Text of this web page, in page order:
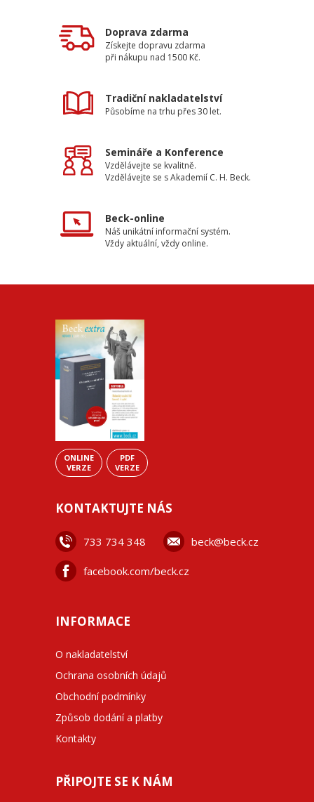
Doprava zdarma
Získejte dopravu zdarma
při nákupu nad 1500 Kč.
Tradiční nakladatelství
Působíme na trhu přes 30 let.
Semináře a Konference
Vzdělávejte se kvalitně.
Vzdělávejte se s Akademií C. H. Beck.
Beck-online
Náš unikátní informační systém.
Vždy aktuální, vždy online.
ONLINE
VERZE
PDF
VERZE
KONTAKTUJTE NÁS
733 734 348 beck@beck.cz
facebook.com/beck.cz
INFORMACE
O nakladatelství
Ochrana osobních údajů
Obchodní podmínky
Způsob dodání a platby
Kontakty
PŘIPOJTE SE K NÁM